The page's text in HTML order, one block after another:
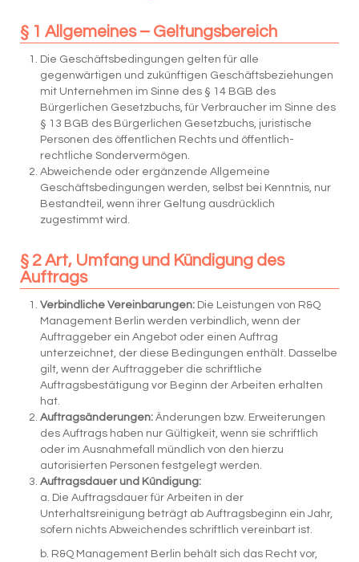
§ 1 Allgemeines – Geltungsbereich
Die Geschäftsbedingungen gelten für alle
gegenwärtigen und zukünftigen Geschäftsbeziehungen
mit Unternehmen im Sinne des § 14 BGB des
Bürgerlichen Gesetzbuchs, für Verbraucher im Sinne des
§ 13 BGB des Bürgerlichen Gesetzbuchs, juristische
Personen des öffentlichen Rechts und öffentlich-
rechtliche Sondervermögen.
Abweichende oder ergänzende Allgemeine
Geschäftsbedingungen werden, selbst bei Kenntnis, nur
Bestandteil, wenn ihrer Geltung ausdrücklich
zugestimmt wird.
§ 2 Art, Umfang und Kündigung des
Auftrags
Verbindliche Vereinbarungen: Die Leistungen von R&Q
Management Berlin werden verbindlich, wenn der
Auftraggeber ein Angebot oder einen Auftrag
unterzeichnet, der diese Bedingungen enthält. Dasselbe
gilt, wenn der Auftraggeber die schriftliche
Auftragsbestätigung vor Beginn der Arbeiten erhalten
hat.
Auftragsänderungen: Änderungen bzw. Erweiterungen
des Auftrags haben nur Gültigkeit, wenn sie schriftlich
oder im Ausnahmefall mündlich von den hierzu
autorisierten Personen festgelegt werden.
Auftragsdauer und Kündigung:
a. Die Auftragsdauer für Arbeiten in der
Unterhaltsreinigung beträgt ab Auftragsbeginn ein Jahr,
sofern nichts Abweichendes schriftlich vereinbart ist.
b. R&Q Management Berlin behält sich das Recht vor,